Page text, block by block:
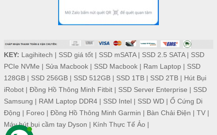
KEY: Lagihitech | SSD giá tốt| SSD mSATA| SSD 2.5 SATA| SSD
PCIe NVMe | Sửa Macbook| SSD Macbook| Ram Laptop| SSD
128GB| SSD 256GB| SSD 512GB| SSD 1TB| SSD 2TB| Hút Bụi
iRobot| Đồng Hồ Thông Minh Fitbit| SSD Server Enterprise | SSD
Samsung | RAM Laptop DDR4| SSD Intel| SSD WD| Ổ Cứng Di
Động | Foreo | Đồng Hồ Thông Minh Garmin | Bàn Chải Điện | TV|
Máy hút bụi cầm tay Dyson | Kính Thực Tế Ảo |